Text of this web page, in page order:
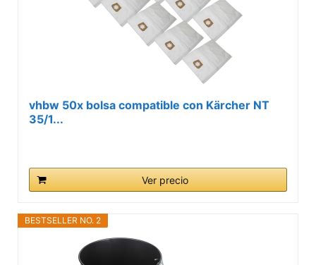
vhbw 50x bolsa compatible con Kärcher NT
35/1...
Ver precio
BESTSELLER NO. 2